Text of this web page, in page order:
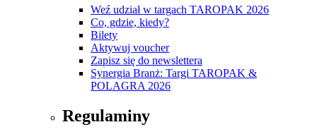
Weź udział w targach TAROPAK 2026
Co, gdzie, kiedy?
Bilety
Aktywuj voucher
Zapisz się do newslettera
Synergia Branż: Targi TAROPAK &
POLAGRA 2026
Regulaminy